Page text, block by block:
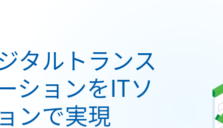
タルトランス
ションをITソ
ンで実現